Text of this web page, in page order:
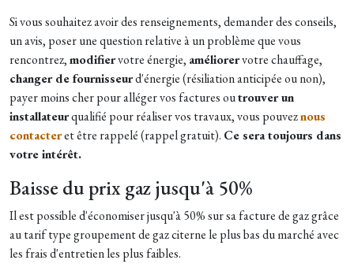
Si vous souhaitez avoir des renseignements, demander des conseils,
un avis, poser une question relative à un problème que vous
rencontrez,modifiervotre énergie, améliorervotre chauffage,
changer de fournisseurd'énergie (résiliation anticipée ou non),
payer moins cher pour alléger vos factures outrouver un
installateurqualifié pour réaliser vos travaux, vous pouveznous
contacteret être rappelé (rappel gratuit). Ce sera toujours dans
votre intérêt.
Baisse du prix gaz jusqu'à 50%
Il est possible d'économiser jusqu'à 50% sur sa facture de gaz grâce
au tarif type groupement de gaz citerne le plus bas du marché avec
les frais d'entretien les plus faibles.